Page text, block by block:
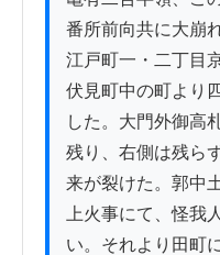
番所前向共に大崩
江戸町一・二丁目
伏見町中の町より
した。大門外御高
残り、右側は残ら
来が裂けた。郭中
上火事にて、怪我
い。それより田町